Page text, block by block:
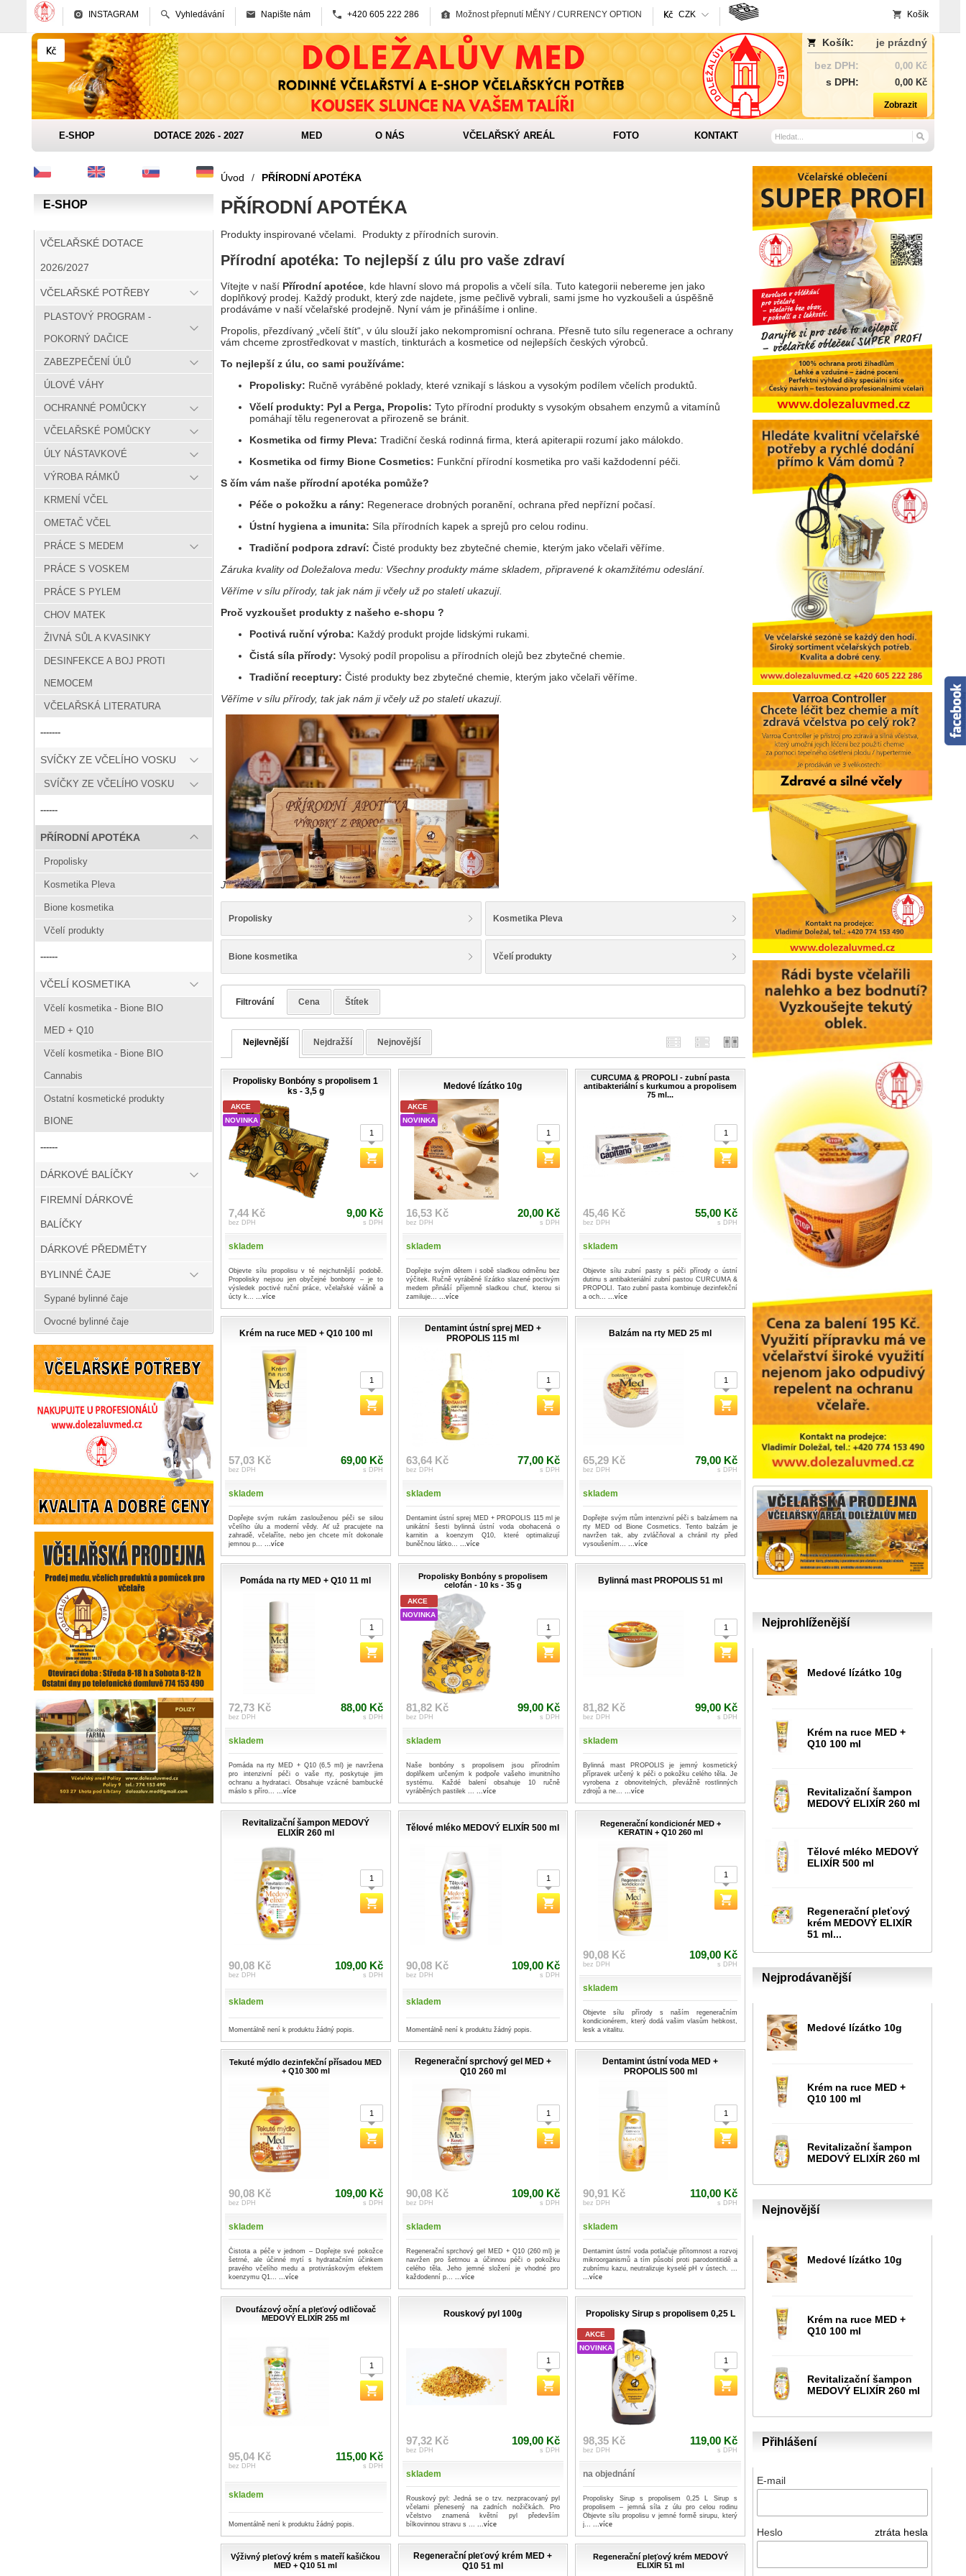
INSTAGRAM Vyhledávání Napište nám +420 605 222 286 Možnost přepnutí MĚNY / CURRENCY OPTION CZK Košík
Košík:
je prázdný
bez DPH:
0,00 Kč
s DPH: 0,00 Kč
Zobrazit
E-SHOP DOTACE 2026 - 2027 MED O NÁS VČELAŘSKÝ AREÁL FOTO KONTAKT
E-SHOP
VČELAŘSKÉ DOTACE
2026/2027
VČELAŘSKÉ POTŘEBY
PLASTOVÝ PROGRAM -
POKORNÝ DAČICE
ZABEZPEČENÍ ÚLŮ
ÚLOVÉ VÁHY
OCHRANNÉ POMŮCKY
VČELAŘSKÉ POMŮCKY
ÚLY NÁSTAVKOVÉ
VÝROBA RÁMKŮ
KRMENÍ VČEL
OMETAČ VČEL
PRÁCE S MEDEM
PRÁCE S VOSKEM
PRÁCE S PYLEM
CHOV MATEK
ŽIVNÁ SŮL A KVASINKY
DESINFEKCE A BOJ PROTI
NEMOCEM
VČELAŘSKÁ LITERATURA
-------
SVÍČKY ZE VČELÍHO VOSKU
SVÍČKY ZE VČELÍHO VOSKU
------
PŘÍRODNÍ APOTÉKA
Propolisky
Kosmetika Pleva
Bione kosmetika
Včelí produkty
------
VČELÍ KOSMETIKA
Včelí kosmetika - Bione BIO
MED + Q10
Včelí kosmetika - Bione BIO
Cannabis
Ostatní kosmetické produkty
BIONE
------
DÁRKOVÉ BALÍČKY
FIREMNÍ DÁRKOVÉ
BALÍČKY
DÁRKOVÉ PŘEDMĚTY
BYLINNÉ ČAJE
Sypané bylinné čaje
Ovocné bylinné čaje
Nejprohlíženější
Medové lízátko 10g
Krém na ruce MED +
Q10 100 ml
Revitalizační šampon
MEDOVÝ ELIXÍR 260 ml
Tělové mléko MEDOVÝ
ELIXÍR 500 ml
Regenerační pleťový
krém MEDOVÝ ELIXÍR
51 ml...
Nejprodávanější
Medové lízátko 10g
Krém na ruce MED +
Q10 100 ml
Revitalizační šampon
MEDOVÝ ELIXÍR 260 ml
Nejnovější
Medové lízátko 10g
Krém na ruce MED +
Q10 100 ml
Revitalizační šampon
MEDOVÝ ELIXÍR 260 ml
Přihlášení
E-mail
Heslo ztráta hesla
Úvod / PŘÍRODNÍ APOTÉKA
PŘÍRODNÍ APOTÉKA
Produkty inspirované včelami. Produkty z přírodních surovin.
Přírodní apotéka: To nejlepší z úlu pro vaše zdraví
Vítejte v naší Přírodní apotéce , kde hlavní slovo má propolis a včelí síla. Tuto kategorii nebereme jen jako
doplňkový prodej. Každý produkt, který zde najdete, jsme pečlivě vybrali, sami jsme ho vyzkoušeli a úspěšně
prodáváme v naší včelařské prodejně. Nyní vám je přinášíme i online.
Propolis, přezdívaný „včelí štít“, v úlu slouží jako nekompromisní ochrana. Přesně tuto sílu regenerace a ochrany
vám chceme zprostředkovat v mastích, tinkturách a kosmetice od nejlepších českých výrobců.
To nejlepší z úlu, co sami používáme:
Propolisky: Ručně vyráběné poklady, které vznikají s láskou a vysokým podílem včelích produktů.
Včelí produkty: Pyl a Perga, Propolis: Tyto přírodní produkty s vysokým obsahem enzymů a vitamínů
pomáhají tělu regenerovat a přirozeně se bránit.
Kosmetika od firmy Pleva: Tradiční česká rodinná firma, která apiterapii rozumí jako málokdo.
Kosmetika od firmy Bione Cosmetics: Funkční přírodní kosmetika pro vaši každodenní péči.
S čím vám naše přírodní apotéka pomůže?
Péče o pokožku a rány: Regenerace drobných poranění, ochrana před nepřízní počasí.
Ústní hygiena a imunita: Síla přírodních kapek a sprejů pro celou rodinu.
Tradiční podpora zdraví: Čisté produkty bez zbytečné chemie, kterým jako včelaři věříme.
Záruka kvality od Doležalova medu: Všechny produkty máme skladem, připravené k okamžitému odeslání.
Věříme v sílu přírody, tak jak nám ji včely už po staletí ukazují.
Proč vyzkoušet produkty z našeho e-shopu ?
Poctivá ruční výroba: Každý produkt projde lidskými rukami.
Čistá síla přírody: Vysoký podíl propolisu a přírodních olejů bez zbytečné chemie.
Tradiční receptury: Čisté produkty bez zbytečné chemie, kterým jako včelaři věříme.
Věříme v sílu přírody, tak jak nám ji včely už po staletí ukazují.
J
Propolisky Kosmetika Pleva
Bione kosmetika Včelí produkty
Filtrování Cena Štítek
Nejlevnější Nejdražší Nejnovější
Propolisky Bonbóny s propolisem 1
ks - 3,5 g
AKCE
NOVINKA
7,44 Kč
bez DPH
9,00 Kč
s DPH
skladem
Objevte sílu propolisu v té nejchutnější podobě.
Propolisky nejsou jen obyčejné bonbony – je to
výsledek poctivé ruční práce, včelařské vášně a
úcty k... ...více
Medové lízátko 10g
AKCE
NOVINKA
16,53 Kč
bez DPH
20,00 Kč
s DPH
skladem
Dopřejte svým dětem i sobě sladkou odměnu bez
výčitek. Ručně vyráběné lízátko slazené poctivým
medem přináší příjemně sladkou chuť, kterou si
zamiluje... ...více
CURCUMA & PROPOLI - zubní pasta
antibakteriální s kurkumou a propolisem
75 ml...
45,46 Kč
bez DPH
55,00 Kč
s DPH
skladem
Objevte sílu zubní pasty s péči přírody o ústní
dutinu s antibakteriální zubní pastou CURCUMA &
PROPOLI. Tato zubní pasta kombinuje dezinfekční
a och......více
Krém na ruce MED + Q10 100 ml
57,03 Kč
bez DPH
69,00 Kč
s DPH
skladem
Dopřejte svým rukám zaslouženou péči se silou
včelího úlu a moderní vědy. Ať už pracujete na
zahradě, včelaříte, nebo jen chcete mít dokonale
jemnou p... ...více
Dentamint ústní sprej MED +
PROPOLIS 115 ml
63,64 Kč
bez DPH
77,00 Kč
s DPH
skladem
Dentamint ústní sprej MED + PROPOLIS 115 ml je
unikátní šesti bylinná ústní voda obohacená o
karnitin a koenzym Q10, které optimalizují
buněčnou látko... ...více
Balzám na rty MED 25 ml
65,29 Kč
bez DPH
79,00 Kč
s DPH
skladem
Dopřejte svým rtům intenzivní péči s balzámem na
rty MED od Bione Cosmetics. Tento balzám je
navržen tak, aby zvláčňoval a chránil rty před
vysoušením......více
Pomáda na rty MED + Q10 11 ml
72,73 Kč
bez DPH
88,00 Kč
s DPH
skladem
Pomáda na rty MED + Q10 (6,5 ml) je navržena
pro intenzivní péči o vaše rty, poskytuje jim
ochranu a hydrataci. Obsahuje vzácné bambucké
máslo s příro... ...více
Propolisky Bonbóny s propolisem
celofán - 10 ks - 35 g
AKCE
NOVINKA
81,82 Kč
bez DPH
99,00 Kč
s DPH
skladem
Naše bonbóny s propolisem jsou přírodním
doplňkem určeným k podpoře vašeho imunitního
systému. Každé balení obsahuje 10 ručně
vyráběných pastilek ... ...více
Bylinná mast PROPOLIS 51 ml
81,82 Kč
bez DPH
99,00 Kč
s DPH
skladem
Bylinná mast PROPOLIS je jemný kosmetický
přípravek určený k péči o pokožku celého těla. Je
vyrobena z obnovitelných, převážně rostlinných
zdrojů a ne......více
Revitalizační šampon MEDOVÝ
ELIXÍR 260 ml
90,08 Kč
bez DPH
109,00 Kč
s DPH
skladem
Momentálně není k produktu žádný popis.
Tělové mléko MEDOVÝ ELIXÍR 500 ml
90,08 Kč
bez DPH
109,00 Kč
s DPH
skladem
Momentálně není k produktu žádný popis.
Regenerační kondicionér MED +
KERATIN + Q10 260 ml
90,08 Kč
bez DPH
109,00 Kč
s DPH
skladem
Objevte sílu přírody s naším regeneračním
kondicionérem, který dodá vašim vlasům hebkost,
lesk a vitalitu.
Tekuté mýdlo dezinfekční přísadou MED
+ Q10 300 ml
90,08 Kč
bez DPH
109,00 Kč
s DPH
skladem
Čistota a péče v jednom – Dopřejte své pokožce
šetrné, ale účinné mytí s hydratačním účinkem
pravého včelího medu a protivráskovým efektem
koenzymu Q1... ...více
Regenerační sprchový gel MED +
Q10 260 ml
90,08 Kč
bez DPH
109,00 Kč
s DPH
skladem
Regenerační sprchový gel MED + Q10 (260 ml) je
navržen pro šetrnou a účinnou péči o pokožku
celého těla. Jeho jemné složení je vhodné pro
každodenní p... ...více
Dentamint ústní voda MED +
PROPOLIS 500 ml
90,91 Kč
bez DPH
110,00 Kč
s DPH
skladem
Dentamint ústní voda potlačuje přítomnost a rozvoj
mikroorganismů a tím působí proti parodontitidě a
zubnímu kazu, neutralizuje kyselé pH v ústech. ...
...více
Dvoufázový oční a pleťový odličovač
MEDOVÝ ELIXÍR 255 ml
95,04 Kč
bez DPH
115,00 Kč
s DPH
skladem
Momentálně není k produktu žádný popis.
Rouskový pyl 100g
97,32 Kč
bez DPH
109,00 Kč
s DPH
skladem
Rouskový pyl: Jedná se o tzv. nezpracovaný pyl
včelami přenesený na zadních nožičkách. Pro
včelstvo znamená květní pyl především
bílkovinnou stravu s ... ...více
Propolisky Sirup s propolisem 0,25 L
AKCE
NOVINKA
98,35 Kč
bez DPH
119,00 Kč
s DPH
na objednání
Propolisky Sirup s propolisem 0,25 L Sirup s
propolisem – jemná síla z úlu pro celou rodinu
Objevte sílu propolisu v jemné formě sirupu, který
j......více
Výživný pleťový krém s mateří kašičkou
MED + Q10 51 ml
Regenerační pleťový krém MED +
Q10 51 ml
Regenerační pleťový krém MEDOVÝ
ELIXÍR 51 ml